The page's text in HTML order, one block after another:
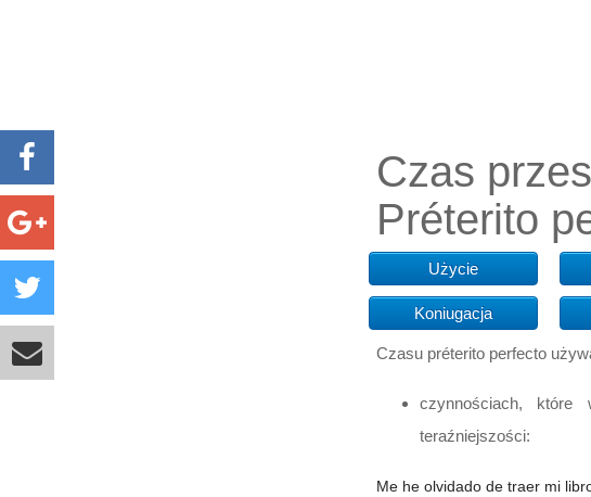
Czas
Préterito
Użycie
Koniugacja
Czasu préterito perfecto
czynnościach,
teraźniejszości:
Me he olvidado de traer mi